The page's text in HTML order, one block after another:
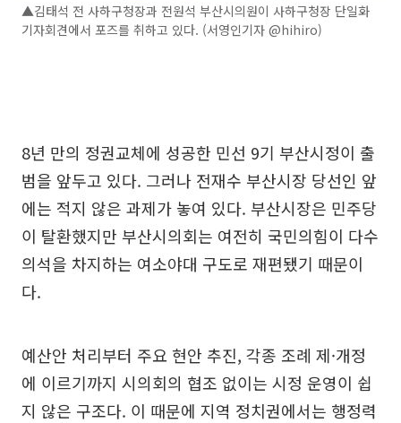
▲김태석 전 사하구청장과 전원석 부산시의원이 사하구청장 단일화
기자회견에서 포즈를 취하고 있다. (서영인기자 @hihiro)
8년 만의 정권교체에 성공한 민선 9기 부산시정이 출
범을 앞두고 있다. 그러나 전재수 부산시장 당선인 앞
에는 적지 않은 과제가 놓여 있다. 부산시장은 민주당
이 탈환했지만 부산시의회는 여전히 국민의힘이 다수
의석을 차지하는 여소야대 구도로 재편됐기 때문이
다.
예산안 처리부터 주요 현안 추진, 각종 조례 제·개정
에 이르기까지 시의회의 협조 없이는 시정 운영이 쉽
지 않은 구조다. 이 때문에 지역 정치권에서는 행정력